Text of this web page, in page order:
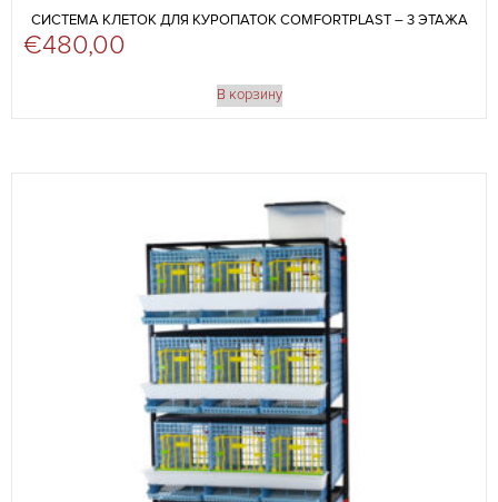
СИСТЕМА КЛЕТОК ДЛЯ КУРОПАТОК COMFORTPLAST – 3 ЭТАЖА
€480,00
В корзину